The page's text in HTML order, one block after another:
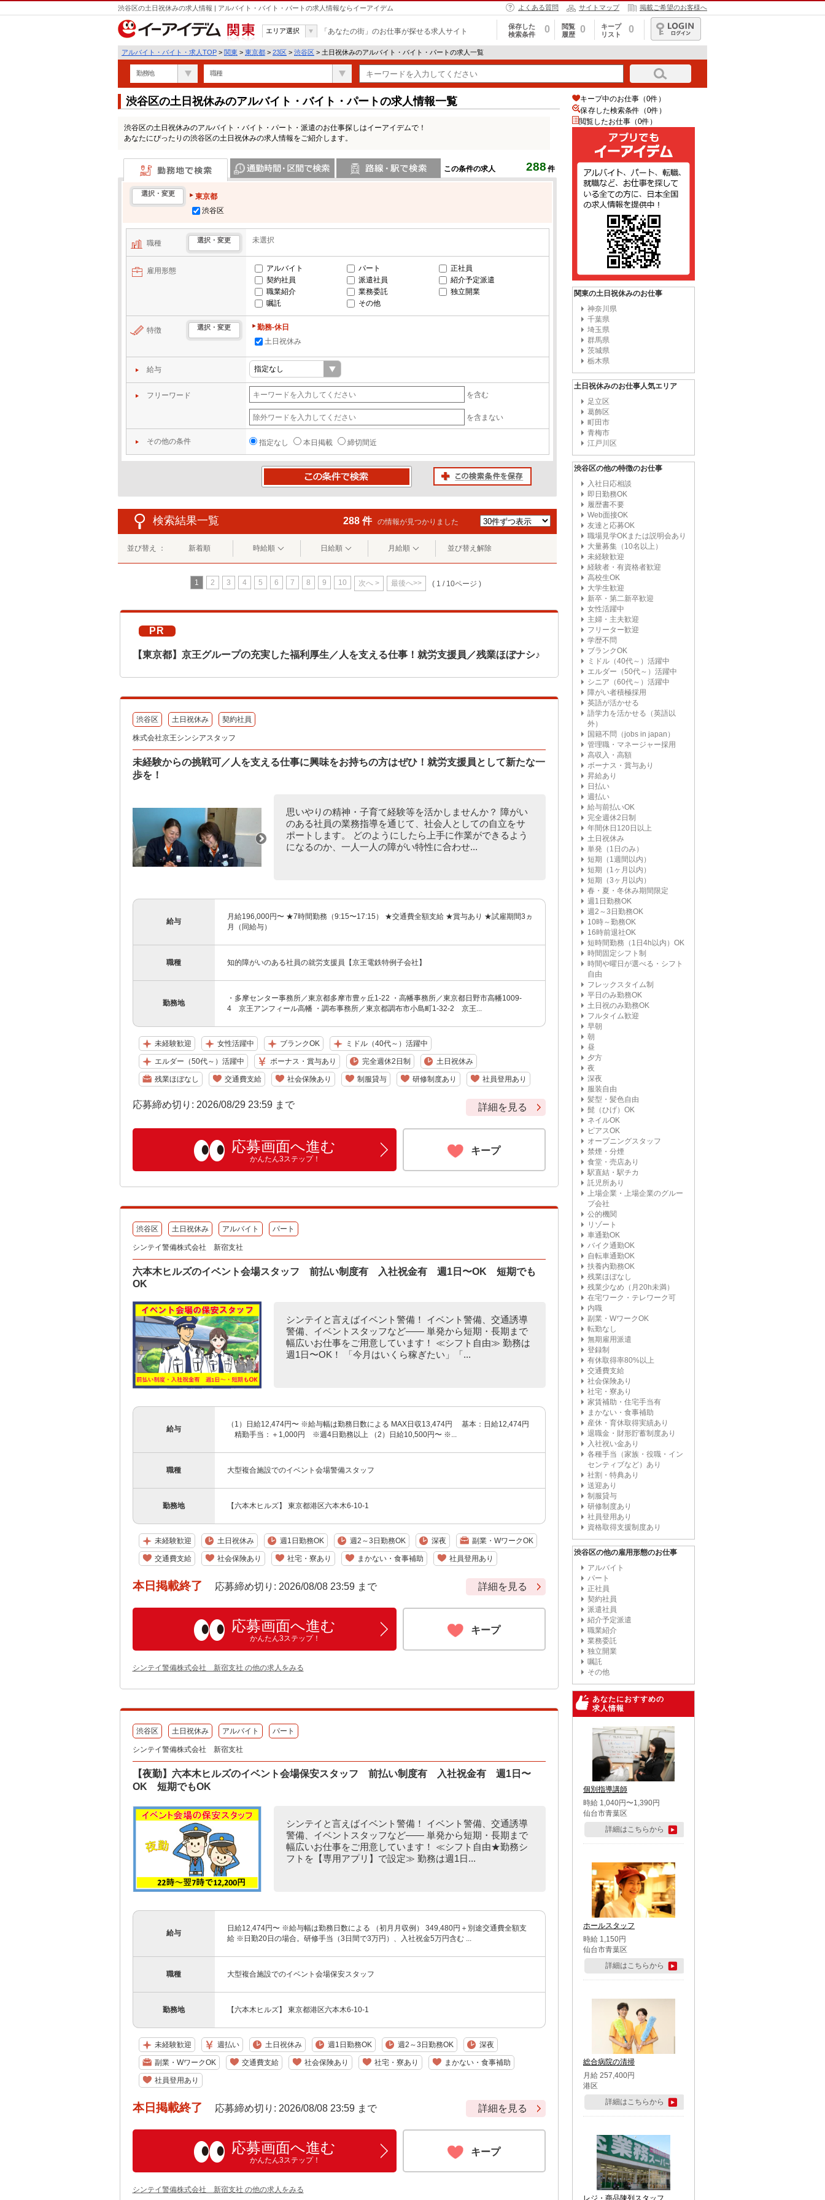
渋谷区の土日祝休みの求人情報 | アルバイト・バイト・パートの求人情報ならイーアイデム よくある質問 サイトマップ 掲載ご希望のお客様へ
関東
エリア選択 「あなたの街」のお仕事が探せる求人サイト
保存した
検索条件
0
閲覧
履歴
0
キープ
リスト
0
ログイン
アルバイト・バイト・求人TOP > 関東 > 東京都 > 23区 > 渋谷区 > 土日祝休みのアルバイト・バイト・パートの求人一覧
勤務地 職種
渋谷区の土日祝休みのアルバイト・バイト・パートの求人情報一覧
渋谷区の土日祝休みのアルバイト・バイト・パート・派遣のお仕事探しはイーアイデムで！
あなたにぴったりの渋谷区の土日祝休みの求人情報をご紹介します。
この条件の求人 288 件
勤務地で検索
選択・変更
東京都
渋谷区
職種 選択・変更 未選択
雇用形態 アルバイト パート
正社員
契約社員
派遣社員
紹介予定派遣
職業紹介
業務委託
独立開業
嘱託
その他
特徴 選択・変更
勤務-休日
土日祝休み
給与
フリーワード を含む
を含まない
その他の条件 指定なし 本日掲載 締切間近
検索結果一覧 288 件 の情報が見つかりました
並び替え ： 新着順 時給順 日給順 月給順 並び替え解除
1 2 3 4 5 6 7 8 9 10 次へ > 最後へ>> ( 1 / 10ページ )
PR
【東京都】京王グループの充実した福利厚生／人を支える仕事！就労支援員／残業ほぼナシ♪
渋谷区 土日祝休み 契約社員
株式会社京王シンシアスタッフ
未経験からの挑戦可／人を支える仕事に興味をお持ちの方はぜひ！就労支援員として新たな一
歩を！
思いやりの精神・子育て経験等を活かしませんか？ 障がい
のある社員の業務指導を通じて、社会人としての自立をサ
ポートします。 どのようにしたら上手に作業ができるよう
になるのか、一人一人の障がい特性に合わせ...
給与
月給196,000円〜 ★7時間勤務（9:15〜17:15） ★交通費全額支給 ★賞与あり ★試雇期間3ヵ
月（同給与）
職種 知的障がいのある社員の就労支援員【京王電鉄特例子会社】
勤務地
・多摩センター事務所／東京都多摩市豊ヶ丘1-22 ・高幡事務所／東京都日野市高幡1009-
4 京王アンフィール高幡 ・調布事務所／東京都調布市小島町1-32-2 京王...
未経験歓迎 女性活躍中 ブランクOK ミドル（40代～）活躍中
エルダー（50代～）活躍中 ボーナス・賞与あり 完全週休2日制 土日祝休み
残業ほぼなし 交通費支給 社会保険あり 制服貸与 研修制度あり 社員登用あり
応募締め切り: 2026/08/29 23:59 まで 詳細を見る
応募画面へ進む
かんたん3ステップ！
キープ
渋谷区 土日祝休み アルバイト パート
シンテイ警備株式会社 新宿支社
六本木ヒルズのイベント会場スタッフ 前払い制度有 入社祝金有 週1日〜OK 短期でも
OK
シンテイと言えばイベント警備！ イベント警備、交通誘導
警備、イベントスタッフなど―― 単発から短期・長期まで
幅広いお仕事をご用意しています！ ≪シフト自由≫ 勤務は
週1日〜OK！ 「今月はいくら稼ぎたい」「...
給与
（1）日給12,474円〜 ※給与幅は勤務日数による MAX日収13,474円 基本：日給12,474円
精勤手当：＋1,000円 ※週4日勤務以上 （2）日給10,500円〜 ※...
職種 大型複合施設でのイベント会場警備スタッフ
勤務地 【六本木ヒルズ】 東京都港区六本木6-10-1
未経験歓迎 土日祝休み 週1日勤務OK 週2～3日勤務OK 深夜 副業・WワークOK
交通費支給 社会保険あり 社宅・寮あり まかない・食事補助 社員登用あり
本日掲載終了 応募締め切り: 2026/08/08 23:59 まで 詳細を見る
応募画面へ進む
かんたん3ステップ！
キープ
シンテイ警備株式会社 新宿支社 の他の求人をみる
渋谷区 土日祝休み アルバイト パート
シンテイ警備株式会社 新宿支社
【夜勤】六本木ヒルズのイベント会場保安スタッフ 前払い制度有 入社祝金有 週1日〜
OK 短期でもOK
シンテイと言えばイベント警備！ イベント警備、交通誘導
警備、イベントスタッフなど―― 単発から短期・長期まで
幅広いお仕事をご用意しています！ ≪シフト自由★勤務シ
フトを【専用アプリ】で設定≫ 勤務は週1日...
給与
日給12,474円〜 ※給与幅は勤務日数による （初月月収例） 349,480円＋別途交通費全額支
給 ※日勤20日の場合。研修手当（3日間で3万円）、入社祝金5万円含む ...
職種 大型複合施設でのイベント会場保安スタッフ
勤務地 【六本木ヒルズ】 東京都港区六本木6-10-1
未経験歓迎 週払い 土日祝休み 週1日勤務OK 週2～3日勤務OK 深夜
副業・WワークOK 交通費支給 社会保険あり 社宅・寮あり まかない・食事補助
社員登用あり
本日掲載終了 応募締め切り: 2026/08/08 23:59 まで 詳細を見る
応募画面へ進む
かんたん3ステップ！
キープ
シンテイ警備株式会社 新宿支社 の他の求人をみる
キープ中のお仕事（0件）
保存した検索条件（0件）
閲覧したお仕事（0件）
関東の土日祝休みのお仕事
神奈川県
千葉県
埼玉県
群馬県
茨城県
栃木県
土日祝休みのお仕事人気エリア
足立区
葛飾区
町田市
青梅市
江戸川区
渋谷区の他の特徴のお仕事
入社日応相談
即日勤務OK
履歴書不要
Web面接OK
友達と応募OK
職場見学OKまたは説明会あり
大量募集（10名以上）
未経験歓迎
経験者・有資格者歓迎
高校生OK
大学生歓迎
新卒・第二新卒歓迎
女性活躍中
主婦・主夫歓迎
フリーター歓迎
学歴不問
ブランクOK
ミドル（40代～）活躍中
エルダー（50代～）活躍中
シニア（60代～）活躍中
障がい者積極採用
英語が活かせる
語学力を活かせる（英語以
外）
国籍不問（jobs in japan）
管理職・マネージャー採用
高収入・高額
ボーナス・賞与あり
昇給あり
日払い
週払い
給与前払いOK
完全週休2日制
年間休日120日以上
土日祝休み
単発（1日のみ）
短期（1週間以内）
短期（1ヶ月以内）
短期（3ヶ月以内）
春・夏・冬休み期間限定
週1日勤務OK
週2～3日勤務OK
10時～勤務OK
16時前退社OK
短時間勤務（1日4h以内）OK
時間固定シフト制
時間や曜日が選べる・シフト
自由
フレックスタイム制
平日のみ勤務OK
土日祝のみ勤務OK
フルタイム歓迎
早朝
朝
昼
夕方
夜
深夜
服装自由
髪型・髪色自由
髭（ひげ）OK
ネイルOK
ピアスOK
オープニングスタッフ
禁煙・分煙
食堂・売店あり
駅直結・駅チカ
託児所あり
上場企業・上場企業のグルー
プ会社
公的機関
リゾート
車通勤OK
バイク通勤OK
自転車通勤OK
扶養内勤務OK
残業ほぼなし
残業少なめ（月20h未満）
在宅ワーク・テレワーク可
内職
副業・WワークOK
転勤なし
無期雇用派遣
登録制
有休取得率80%以上
交通費支給
社会保険あり
社宅・寮あり
家賃補助・住宅手当有
まかない・食事補助
産休・育休取得実績あり
退職金・財形貯蓄制度あり
入社祝い金あり
各種手当（家族・役職・イン
センティブなど）あり
社割・特典あり
送迎あり
制服貸与
研修制度あり
社員登用あり
資格取得支援制度あり
渋谷区の他の雇用形態のお仕事
アルバイト
パート
正社員
契約社員
派遣社員
紹介予定派遣
職業紹介
業務委託
独立開業
嘱託
その他
あなたにおすすめの
求人情報
個別指導講師
時給 1,040円〜1,390円
仙台市青葉区
詳細はこちらから
ホールスタッフ
時給 1,150円
仙台市青葉区
詳細はこちらから
総合病院の清掃
月給 257,400円
港区
詳細はこちらから
レジ・商品陳列スタッフ